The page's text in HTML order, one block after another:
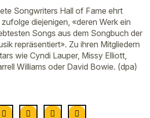
Songwriters Hall of Fame ehrt
diejenigen, «deren Werk ein
Songs aus dem Songbuch der
repräsentiert». Zu ihren Mitgliedern
wie Cyndi Lauper, Missy Elliott,
Williams oder David Bowie. (dpa)